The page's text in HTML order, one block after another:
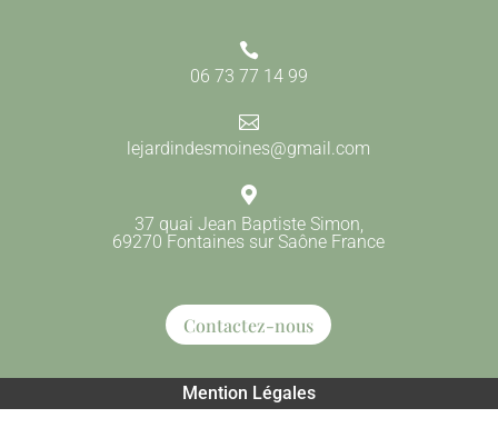

06 73 77 14 99

lejardindesmoines@gmail.com

37 quai Jean Baptiste Simon,
69270 Fontaines sur Saône France
Contactez-nous
Mention Légales